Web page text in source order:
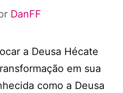
DanFF
a Deusa Hécate
em sua
como a Deusa